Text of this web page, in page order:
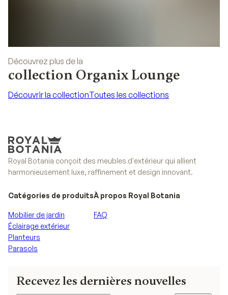
Découvrez plus de la
collection Organix Lounge
Découvrir la collectionToutes les collections
Royal Botania conçoit des meubles d'extérieur qui allient
harmonieusement luxe, raffinement et design innovant.
Recevez les dernières nouvelles
Catégories de produits
Mobilier de jardin
Éclairage extérieur
Planteurs
Parasols
À propos Royal Botania
FAQ